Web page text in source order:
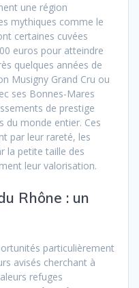
une région
mythiques comme le
certaines cuvées
euros pour atteindre
quelques années de
Musigny Grand Cru ou
ses Bonnes-Mares
de prestige
du monde entier. Ces
par leur rareté, les
la petite taille des
leur valorisation.
Rhône : un
particulièrement
avisés cherchant à
refuges